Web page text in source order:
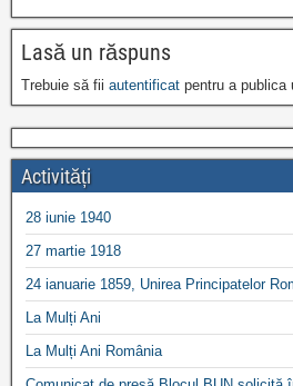
Lasă un răspuns
Trebuie să fii autentificat pentru a publica
Activități
28 iunie 1940
27 martie 1918
24 ianuarie 1859, Unirea Principatelor
La Mulți Ani
La Mulți Ani România